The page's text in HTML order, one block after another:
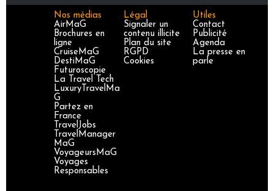
Nos médias
AirMaG
Brochures en
ligne
CruiseMaG
DestiMaG
Futuroscopie
La Travel Tech
LuxuryTravelMa
G
Partez en
France
TravelJobs
TravelManager
MaG
VoyageursMaG
Voyages
Responsables
Légal
Signaler un
contenu illicite
Plan du site
RGPD
Cookies
Utiles
Contact
Publicité
Agenda
La presse en
parle